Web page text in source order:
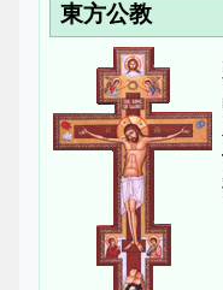
東方公教